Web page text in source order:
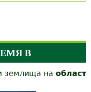
В
землища на област